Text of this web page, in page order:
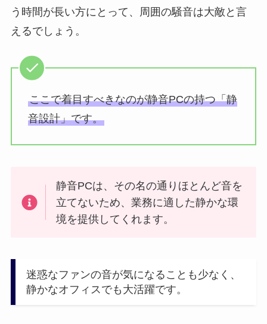
う時間が長い方にとって、周囲の騒音は大敵と言
えるでしょう。
ここで着目すべきなのが静音PCの持つ「静
音設計」です。
静音PCは、その名の通りほとんど音を
立てないため、業務に適した静かな環
境を提供してくれます。
迷惑なファンの音が気になることも少なく、
静かなオフィスでも大活躍です。